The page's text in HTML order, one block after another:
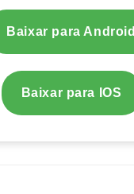
Baixar para Android
Baixar para IOS